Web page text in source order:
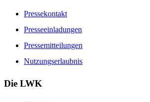
Pressekontakt
Presseeinladungen
Pressemitteilungen
Nutzungserlaubnis
Die LWK